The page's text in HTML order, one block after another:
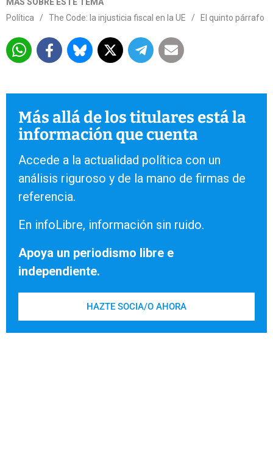
Política
/ The Code: la injusticia fiscal en la UE / El quinto párrafo
Más allá de los titulares está la
información que cuenta
Accede a la actualidad política con un
análisis riguroso y de la mano de firmas de
referencia.
En infoLibre, información sin ruido.
Apoya un periodismo libre e
independiente.
HAZTE SOCIA/O AHORA